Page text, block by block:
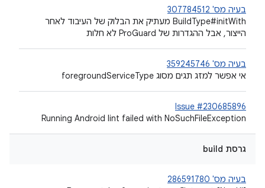
בעיה מס' 307784512
BuildType#initWith מעתיק את הבלוק של העיבוד לאחר
הייצור, אבל ההגדרות של ProGuard לא חלות
בעיה מס' 359245746
אי אפשר למזג תגים מסוג foregroundServiceType
Issue #230685896
Running Android lint failed with NoSuchFileException
גרסת build
בעיה מס' 286591780